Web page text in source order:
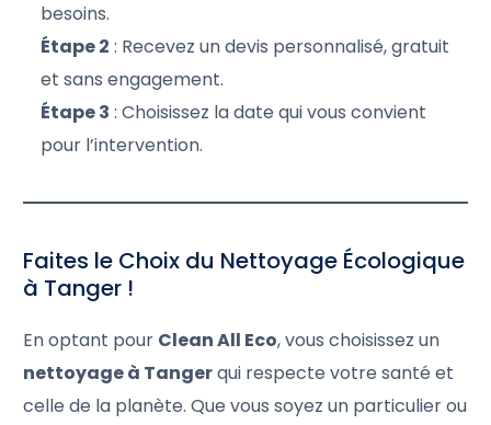
besoins.
Étape 2 : Recevez un devis personnalisé, gratuit
et sans engagement.
Étape 3 : Choisissez la date qui vous convient
pour l’intervention.
Faites le Choix du Nettoyage Écologique
à Tanger !
En optant pour Clean All Eco, vous choisissez un
nettoyage à Tangerqui respecte votre santé et
celle de la planète. Que vous soyez un particulier ou